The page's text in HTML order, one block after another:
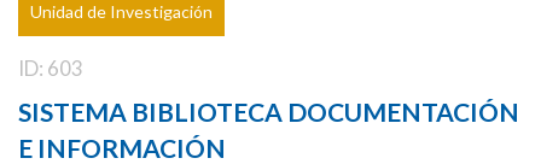
Unidad de Investigación
ID: 603
SISTEMA BIBLIOTECA DOCUMENTACIÓN
E INFORMACIÓN